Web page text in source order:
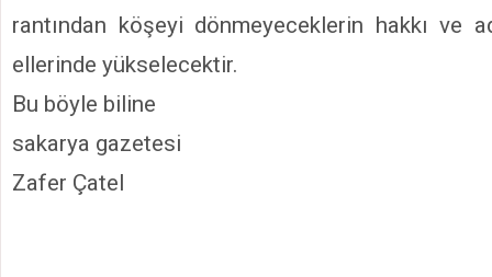
rantından köşeyi dönmeyeceklerin hakkı ve
ellerinde yükselecektir.
Bu böyle biline
sakarya gazetesi
Zafer Çatel